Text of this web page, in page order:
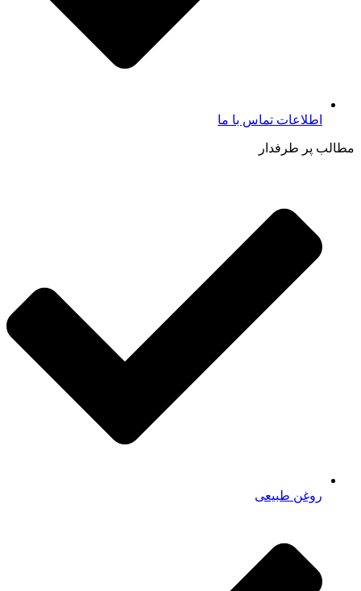
اطلاعات تماس با ما​
مطالب پر طرفدار
روغن طبیعی